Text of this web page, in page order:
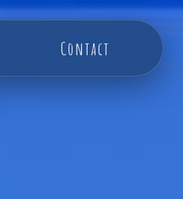
Contact